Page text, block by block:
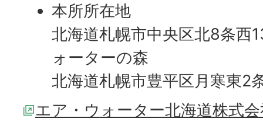
本所所在地
北海道札幌市中央区北8条西
ォーターの森
北海道札幌市豊平区月寒東2
エア・ウォーター北海道株式